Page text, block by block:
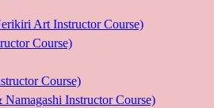
Art Instructor Course)
Course)
Course)
Instructor Course)